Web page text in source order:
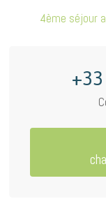
4ème séjour